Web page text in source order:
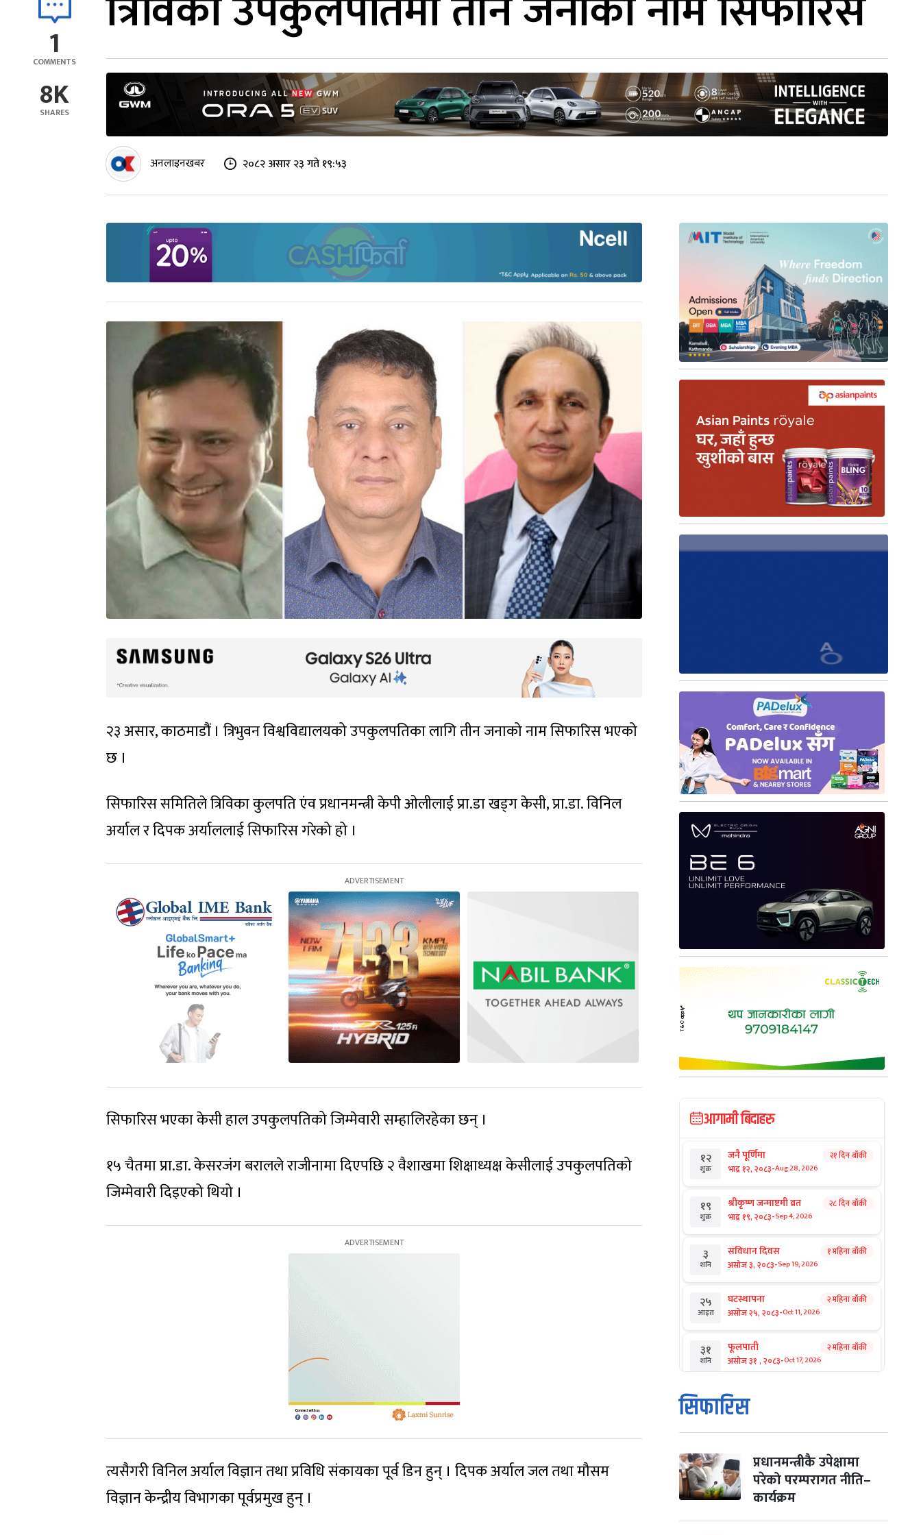
1
COMMENTS
8K
SHARES
अनलाइनखबर २०८२ असार २३ गते १९:५३
२३ असार, काठमाडौं । त्रिभुवन विश्वविद्यालयको उपकुलपतिका लागि तीन जनाको नाम सिफारिस भएको
छ ।
सिफारिस समितिले त्रिविका कुलपति एंव प्रधानमन्त्री केपी ओलीलाई प्रा.डा खड्ग केसी, प्रा.डा. विनिल
अर्याल र दिपक अर्याललाई सिफारिस गरेको हो ।
सिफारिस भएका केसी हाल उपकुलपतिको जिम्मेवारी सम्हालिरहेका छन् ।
१५ चैतमा प्रा.डा. केसरजंग बरालले राजीनामा दिएपछि २ वैशाखमा शिक्षाध्यक्ष केसीलाई उपकुलपतिको
जिम्मेवारी दिइएको थियो ।
त्यसैगरी विनिल अर्याल विज्ञान तथा प्रविधि संकायका पूर्व डिन हुन् । दिपक अर्याल जल तथा मौसम
विज्ञान केन्द्रीय विभागका पूर्वप्रमुख हुन् ।
आगामी बिदाहरु
१२
शुक्र
जनै पूर्णिमा
भाद्र १२, २०८३-Aug 28, 2026
२१ दिन बाँकी
१९
शुक्र
श्रीकृष्ण जन्माष्टमी व्रत
भाद्र १९, २०८३-Sep 4, 2026
२८ दिन बाँकी
३
शनि
संविधान दिवस
असोज ३, २०८३-Sep 19, 2026
१ महिना बाँकी
२५
आइत
घटस्थापना
असोज २५, २०८३-Oct 11, 2026
२ महिना बाँकी
३१
शनि
फूलपाती
असोज ३१ , २०८३-Oct 17, 2026
२ महिना बाँकी
१
आइत
कार्तिक सङ्क्रान्ति
कार्तिक १, २०८३
मंगल कार्तिक ३, २०८३-Oct 20, 2026
४ विजयादशमी
कार्तिक ४, २०८३-Oct 21, 2026
सिफारिस
प्रधानमन्त्रीकै उपेक्षामा
परेको परम्परागत नीति–
कार्यक्रम